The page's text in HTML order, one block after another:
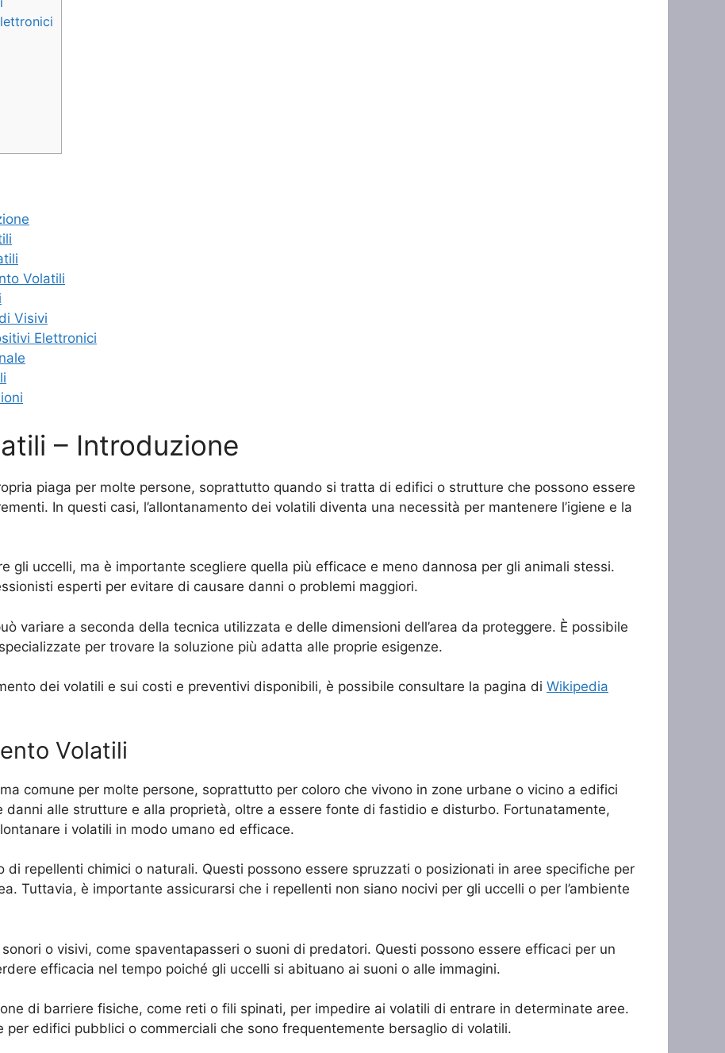
Volatili
Visivi
Elettronici
– Introduzione
piaga per molte persone, soprattutto quando si tratta di edifici o strutture che possono essere
In questi casi, l’allontanamento dei volatili diventa una necessità per mantenere l’igiene e la
gli uccelli, ma è importante scegliere quella più efficace e meno dannosa per gli animali stessi.
esperti per evitare di causare danni o problemi maggiori.
variare a seconda della tecnica utilizzata e delle dimensioni dell’area da proteggere. È possibile
per trovare la soluzione più adatta alle proprie esigenze.
dei volatili e sui costi e preventivi disponibili, è possibile consultare la pagina di Wikipedia
Volatili
comune per molte persone, soprattutto per coloro che vivono in zone urbane o vicino a edifici
danni alle strutture e alla proprietà, oltre a essere fonte di fastidio e disturbo. Fortunatamente,
i volatili in modo umano ed efficace.
di repellenti chimici o naturali. Questi possono essere spruzzati o posizionati in aree specifiche per
Tuttavia, è importante assicurarsi che i repellenti non siano nocivi per gli uccelli o per l’ambiente
sonori o visivi, come spaventapasseri o suoni di predatori. Questi possono essere efficaci per un
efficacia nel tempo poiché gli uccelli si abituano ai suoni o alle immagini.
di barriere fisiche, come reti o fili spinati, per impedire ai volatili di entrare in determinate aree.
edifici pubblici o commerciali che sono frequentemente bersaglio di volatili.